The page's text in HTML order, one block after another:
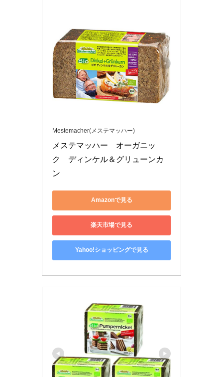
Mestemacher(メステマッハー)
メステマッハー　オーガニッ
ク　ディンケル＆グリューンカ
ン
Amazonで見る
楽天市場で見る
Yahoo!ショッピングで見る